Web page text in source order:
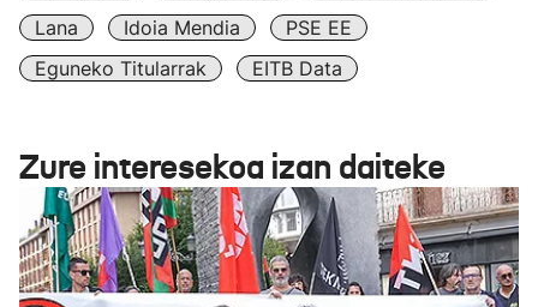
Lana
Idoia Mendia
PSE EE
Eguneko Titularrak
EITB Data
Zure interesekoa izan daiteke